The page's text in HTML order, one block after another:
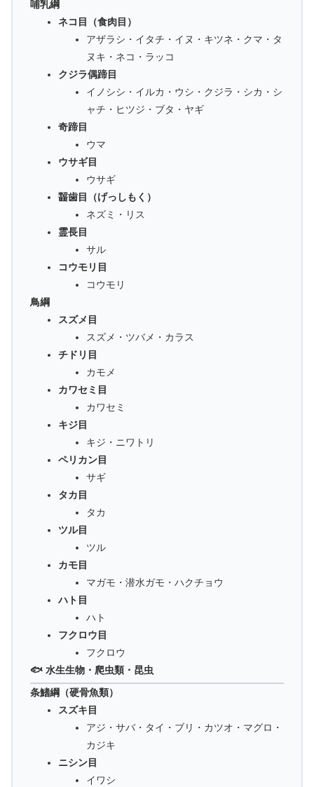
哺乳綱
ネコ目（食肉目）
アザラシ・イタチ・イヌ・キツネ・クマ・タ
ヌキ・ネコ・ラッコ
クジラ偶蹄目
イノシシ・イルカ・ウシ・クジラ・シカ・シ
ャチ・ヒツジ・ブタ・ヤギ
奇蹄目
ウマ
ウサギ目
ウサギ
齧歯目（げっしもく）
ネズミ・リス
霊長目
サル
コウモリ目
コウモリ
鳥綱
スズメ目
スズメ・ツバメ・カラス
チドリ目
カモメ
カワセミ目
カワセミ
キジ目
キジ・ニワトリ
ペリカン目
サギ
タカ目
タカ
ツル目
ツル
カモ目
マガモ・潜水ガモ・ハクチョウ
ハト目
ハト
フクロウ目
フクロウ
🐟 水生生物・爬虫類・昆虫
条鰭綱（硬骨魚類）
スズキ目
アジ・サバ・タイ・ブリ・カツオ・マグロ・
カジキ
ニシン目
イワシ